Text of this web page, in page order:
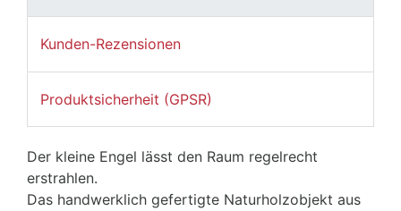
Kunden-Rezensionen
Produktsicherheit (GPSR)
Der kleine Engel lässt den Raum regelrecht
erstrahlen.
Das handwerklich gefertigte Naturholzobjekt aus